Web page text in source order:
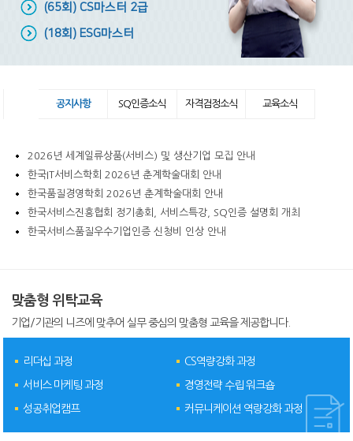
(65회) CS마스터 2급
(18회) ESG마스터
공지사항 SQ인증소식 자격검정소식 교육소식
2026년 세계일류상품(서비스) 및 생산기업 모집 안내
한국IT서비스학회 2026년 춘계학술대회 안내
한국품질경영학회 2026년 춘계학술대회 안내
한국서비스진흥협회 정기총회, 서비스특강, SQ인증 설명회 개최
한국서비스품질우수기업인증 신청비 인상 안내
맞춤형 위탁교육
기업/기관의 니즈에 맞추어 실무 중심의 맞춤형 교육을 제공합니다.
리더십 과정 CS역량강화 과정
서비스 마케팅 과정 경영전략 수립 워크숍
성공취업캠프 커뮤니케이션 역량강화 과정